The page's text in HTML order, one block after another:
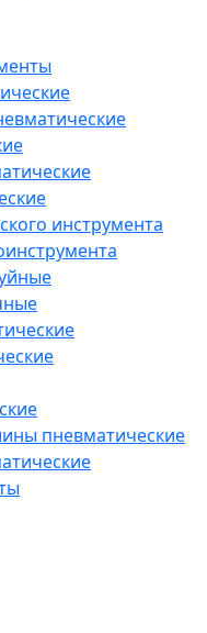
инструмента
пневматические